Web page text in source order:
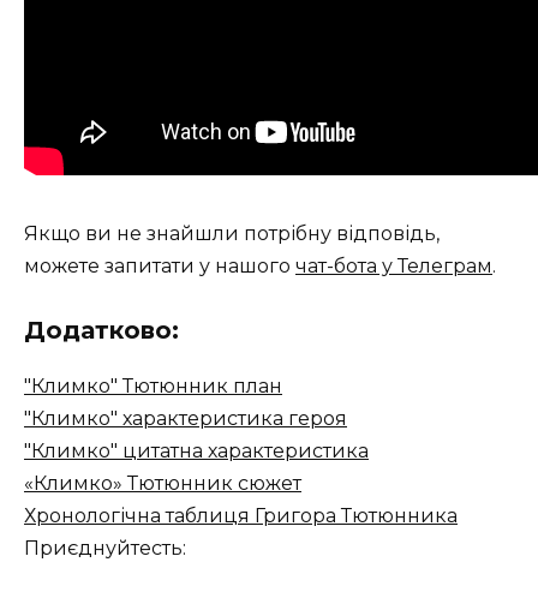
Якщо ви не знайшли потрібну відповідь,
можете запитати у нашого чат-бота у Телеграм.
Додатково:
"Климко" Тютюнник план
"Климко" характеристика героя
"Климко" цитатна характеристика
«Климко» Тютюнник сюжет
Хронологічна таблиця Григора Тютюнника
Приєднуйтесть: